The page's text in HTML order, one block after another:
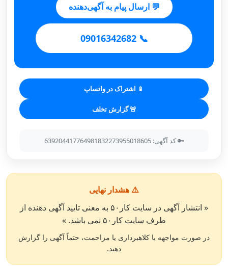
💬 ارسال پیام به آگهی‌دهنده
📞 09016342682
📱 اشتراک در واتساپ
🚨 گزارش تخلف
🔑 کد آگهی: 639204417764981832273955018605
⚠️ هشدار نهایی
« انتشار آگهی در سایت کار۵۰ به معنی تایید آگهی دهنده از
طرف سایت کار۵۰ نمی باشد. »
در صورت مواجهه با کلاهبرداری یا مزاحمت، حتماً آگهی را گزارش
دهید.